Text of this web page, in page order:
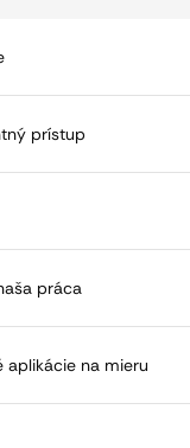
prístup
práca
aplikácie na mieru